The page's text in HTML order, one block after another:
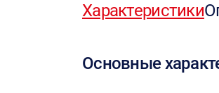
Характеристики
Основные